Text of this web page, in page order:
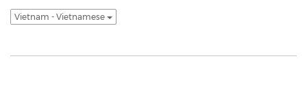
Vietnam - Vietnamese